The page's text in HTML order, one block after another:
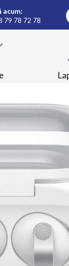
acum:
79 78 72 78